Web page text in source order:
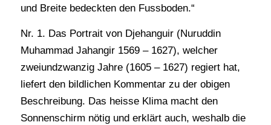
und Breite bedeckten den Fussboden.“
Nr. 1. Das Portrait von Djehanguir (Nuruddin
Muhammad Jahangir 1569 – 1627), welcher
zweiundzwanzig Jahre (1605 – 1627) regiert hat,
liefert den bildlichen Kommentar zu der obigen
Beschreibung. Das heisse Klima macht den
Sonnenschirm nötig und erklärt auch, weshalb die